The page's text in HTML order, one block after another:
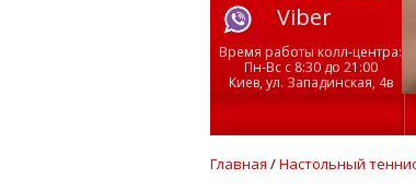
Viber
Время работы колл-центра:
Пн-Вс с 8:30 до 21:00
Киев, ул. Западинская, 4в
Главная /Настольный